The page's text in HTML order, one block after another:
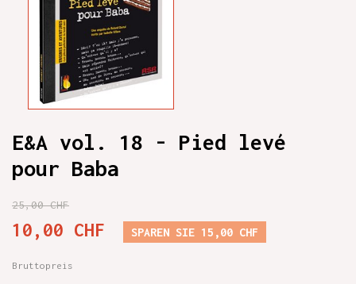
E&A vol. 18 - Pied levé
pour Baba
25,00 CHF
10,00 CHF SPAREN SIE 15,00 CHF
Bruttopreis